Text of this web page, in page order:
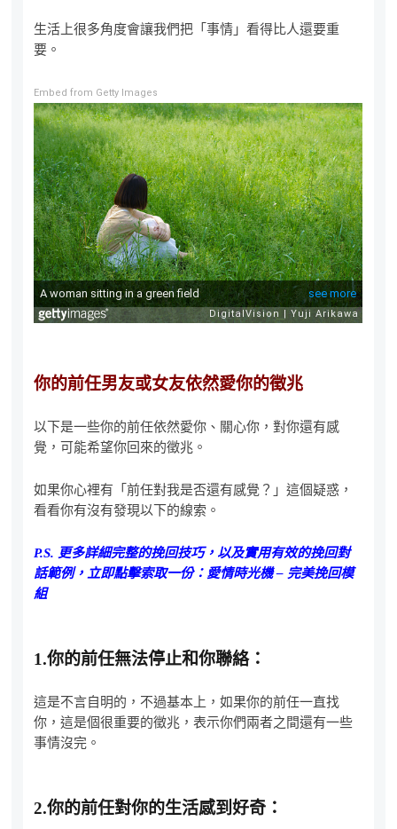
生活上很多角度會讓我們把「事情」看得比人還要重
要。
Embed from Getty Images
你的前任男友或女友依然愛你的徵兆
以下是一些你的前任依然愛你、關心你，對你還有感
覺，可能希望你回來的徵兆。
如果你心裡有「前任對我是否還有感覺？」這個疑惑，
看看你有沒有發現以下的線索。
P.S. 更多詳細完整的挽回技巧，以及實用有效的挽回對
話範例，立即點擊索取一份：愛情時光機 – 完美挽回模
組
1.你的前任無法停止和你聯絡：
這是不言自明的，不過基本上，如果你的前任一直找
你，這是個很重要的徵兆，表示你們兩者之間還有一些
事情沒完。
2.你的前任對你的生活感到好奇：